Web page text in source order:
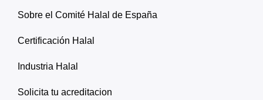
Sobre el Comité Halal de España
Certificación Halal
Industria Halal
Solicita tu acreditacion